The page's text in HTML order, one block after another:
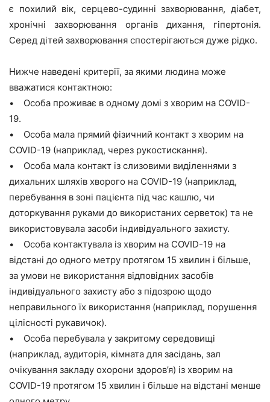
є похилий вік, серцево-судинні захворювання, діабет,
хронічні захворювання органів дихання, гіпертонія.
Серед дітей захворювання спостерігаються дуже рідко.
Нижче наведені критерії, за якими людина може
вважатися контактною:
• Особа проживає в одному домі з хворим на COVID-
19.
• Особа мала прямий фізичний контакт з хворим на
COVID-19 (наприклад, через рукостискання).
• Особа мала контакт із слизовими виділеннями з
дихальних шляхів хворого на COVID-19 (наприклад,
перебування в зоні пацієнта під час кашлю, чи
доторкування руками до використаних серветок) та не
використовувала засоби індивідуального захисту.
• Особа контактувала із хворим на COVID-19 на
відстані до одного метру протягом 15 хвилин і більше,
за умови не використання відповідних засобів
індивідуального захисту або з підозрою щодо
неправильного їх використання (наприклад, порушення
цілісності рукавичок).
• Особа перебувала у закритому середовищі
(наприклад, аудиторія, кімната для засідань, зал
очікування закладу охорони здоров’я) із хворим на
COVID-19 протягом 15 хвилин і більше на відстані менше